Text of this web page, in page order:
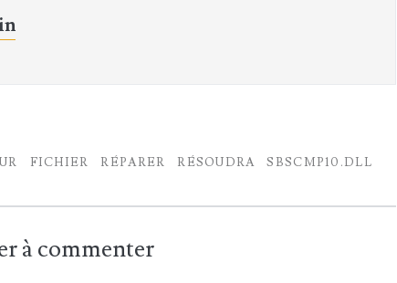
FICHIER RÉPARER RÉSOUDRA SBSCMP10.DLL
à commenter